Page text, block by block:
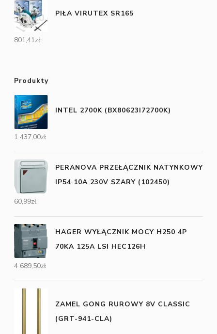
PIŁA VIRUTEX SR165
801,41zł
Produkty
INTEL 2700K (BX80623I72700K)
1 437,00zł
PERANOVA PRZEŁĄCZNIK NATYNKOWY
IP54 10A 230V SZARY (102450)
60,99zł
HAGER WYŁĄCZNIK MOCY H250 4P
70KA 125A LSI HEC126H
4 689,50zł
ZAMEL GONG RUROWY 8V CLASSIC
(GRT-941-CLA)